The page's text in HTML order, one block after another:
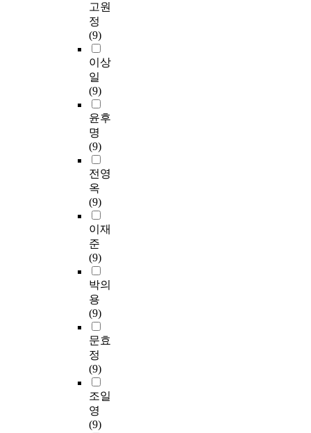
고원
정
(9)
이상
일
(9)
윤후
명
(9)
전영
옥
(9)
이재
준
(9)
박의
용
(9)
문효
정
(9)
조일
영
(9)